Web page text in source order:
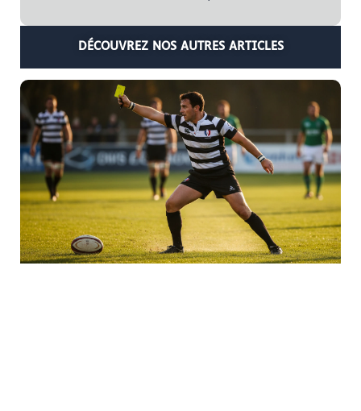
DÉCOUVREZ NOS AUTRES ARTICLES